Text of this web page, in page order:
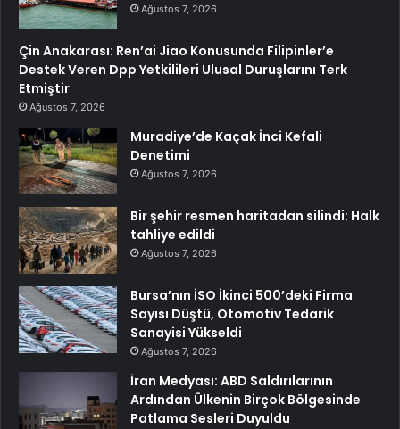
Ağustos 7, 2026
Çin Anakarası: Ren’ai Jiao Konusunda Filipinler’e
Destek Veren Dpp Yetkilileri Ulusal Duruşlarını Terk
Etmiştir
Ağustos 7, 2026
Muradiye’de Kaçak İnci Kefali
Denetimi
Ağustos 7, 2026
Bir şehir resmen haritadan silindi: Halk
tahliye edildi
Ağustos 7, 2026
Bursa’nın İSO İkinci 500’deki Firma
Sayısı Düştü, Otomotiv Tedarik
Sanayisi Yükseldi
Ağustos 7, 2026
İran Medyası: ABD Saldırılarının
Ardından Ülkenin Birçok Bölgesinde
Patlama Sesleri Duyuldu